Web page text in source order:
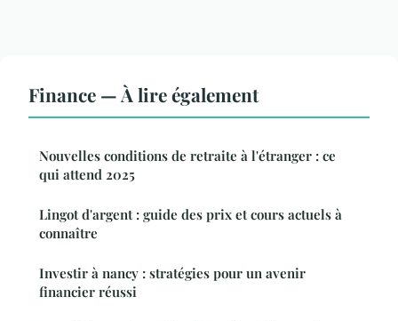
Finance — À lire également
Nouvelles conditions de retraite à l'étranger : ce
qui attend 2025
Lingot d'argent : guide des prix et cours actuels à
connaître
Investir à nancy : stratégies pour un avenir
financier réussi